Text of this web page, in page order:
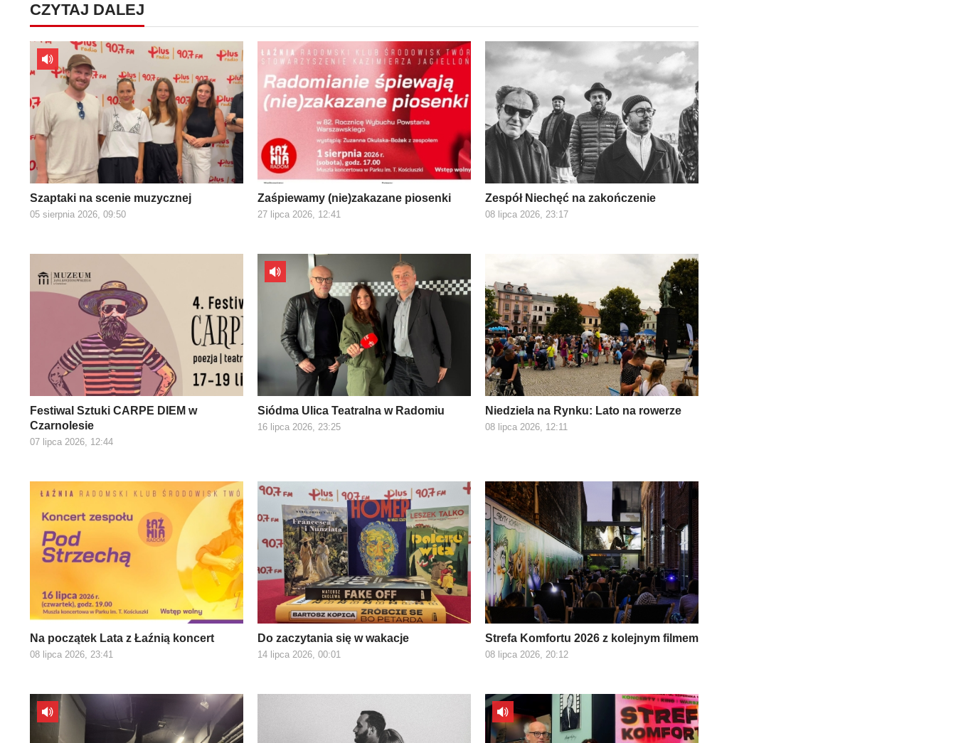
CZYTAJ DALEJ
Szaptaki na scenie muzycznej
05 sierpnia 2026, 09:50
Zaśpiewamy (nie)zakazane piosenki
27 lipca 2026, 12:41
Zespół Niechęć na zakończenie
08 lipca 2026, 23:17
Festiwal Sztuki CARPE DIEM w
Czarnolesie
07 lipca 2026, 12:44
Siódma Ulica Teatralna w Radomiu
16 lipca 2026, 23:25
Niedziela na Rynku: Lato na rowerze
08 lipca 2026, 12:11
Na początek Lata z Łaźnią koncert
08 lipca 2026, 23:41
Do zaczytania się w wakacje
14 lipca 2026, 00:01
Strefa Komfortu 2026 z kolejnym filmem
08 lipca 2026, 20:12